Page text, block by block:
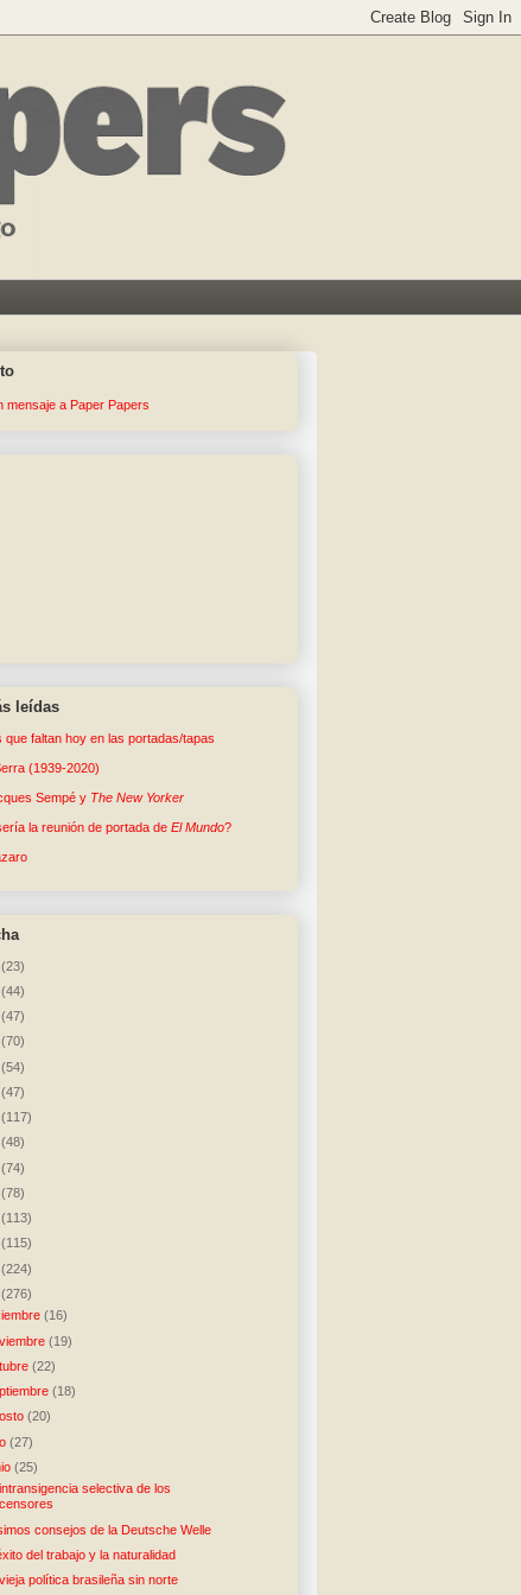
mensaje a Paper Papers
leídas
que faltan hoy en las portadas/tapas
(1939-2020)
Sempé y The New Yorker
la reunión de portada de El Mundo?
(23)
(44)
(47)
(70)
(54)
(47)
(117)
(48)
(74)
(78)
(113)
(115)
(224)
(276)
(16)
(19)
(22)
(18)
(20)
(27)
(25)
intransigencia selectiva de los
censores
consejos de la Deutsche Welle
del trabajo y la naturalidad
política brasileña sin norte